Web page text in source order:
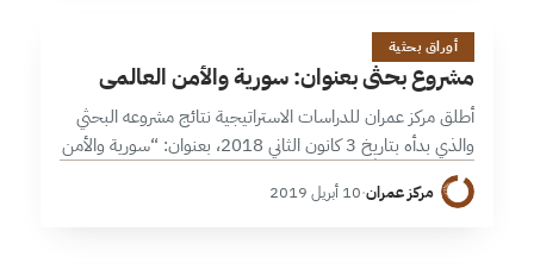
م2 دقائق
أوراق بحثية
مشروع بحثي بعنوان: سورية والأمن العالمي
أطلق مركز عمران للدراسات الاستراتيجية نتائج مشروعه البحثي
والذي بدأه بتاريخ 3 كانون الثاني 2018، بعنوان: “سورية والأمن
العالمي”، هادفاً من خلاله إلى توليد معرفة موضوعية عن
مواقف وتوقعات كل…
مركز عمران·10 أبريل 2019